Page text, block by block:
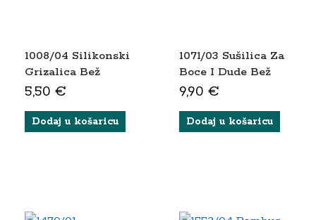
1008/04 Silikonski
Grizalica Bež
5,50 €
Dodaj u košaricu
1071/03 Sušilica Za
Boce I Dude Bež
9,90 €
Dodaj u košaricu